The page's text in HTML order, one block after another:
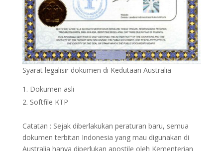
Syarat legalisir dokumen di Kedutaan Australia
Dokumen asli
Softfile KTP
Catatan : Sejak diberlakukan peraturan baru, semua
dokumen terbitan Indonesia yang mau digunakan di
Australia hanya diperlukan apostile oleh Kementerian